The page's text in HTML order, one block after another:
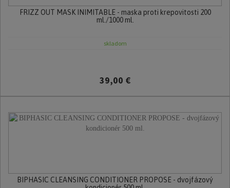
FRIZZ OUT MASK INIMITABLE - maska proti krepovitosti 200
ml./1000 ml.
skladom
39,00 €
BIPHASIC CLEANSING CONDITIONER PROPOSE - dvojfázový